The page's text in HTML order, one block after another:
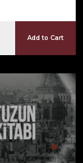
Add to Cart